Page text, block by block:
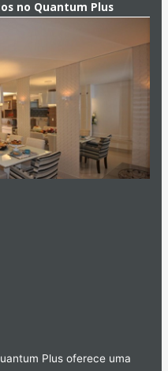
no Quantum Plus
Plus oferece uma